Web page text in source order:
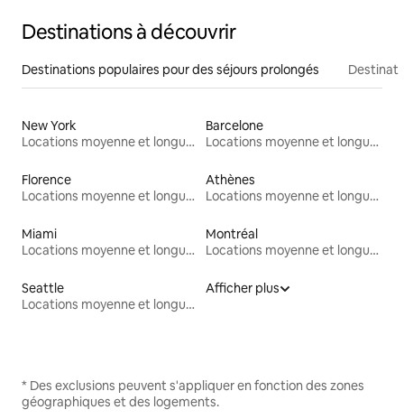
Destinations à découvrir
Destinations populaires pour des séjours prolongés
New York
Locations moyenne et longue durée
Barcelone
Locations moyenne et longue durée
Florence
Locations moyenne et longue durée
Athènes
Locations moyenne et longue durée
Miami
Locations moyenne et longue durée
Montréal
Locations moyenne et longue durée
Seattle
Locations moyenne et longue durée
Afficher plus
* Des exclusions peuvent s'appliquer en fonction des zones
géographiques et des logements.